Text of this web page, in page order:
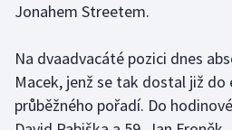
Judo
Krasobruslení
Jonahem Streetem.
Na dvaadvacáté pozici dnes
Macek, jenž se tak dostal již
průběžného pořadí. Do